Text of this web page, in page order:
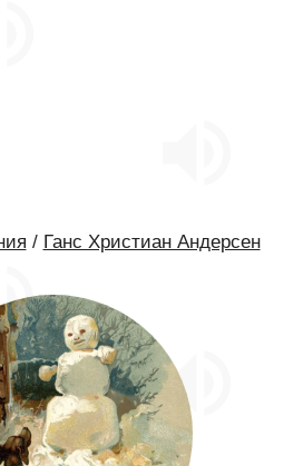
/ Ганс Христиан Андерсен